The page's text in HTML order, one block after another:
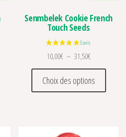
prix : 8,00€ à 24,50€
produit a plusieurs variations. Les
Senmbelek Cookie French
Touch Seeds
10,00€ – 31,50€Plage de prix
Choix des options
Ce